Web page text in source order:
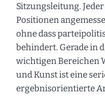
Sitzungsleitung.
Positionen
ohne dass
behindert. Gerade in
wichtigen Bereichen
und Kunst ist eine
ergebnisorientierte